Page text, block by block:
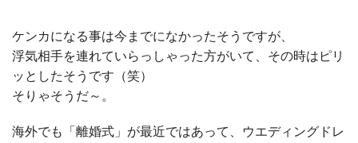
ケンカになる事は今までになかったそうですが、
浮気相手を連れていらっしゃった方がいて、その時はピリ
ッとしたそうです（笑）
そりゃそうだ～。
海外でも「離婚式」が最近ではあって、ウエディングドレ